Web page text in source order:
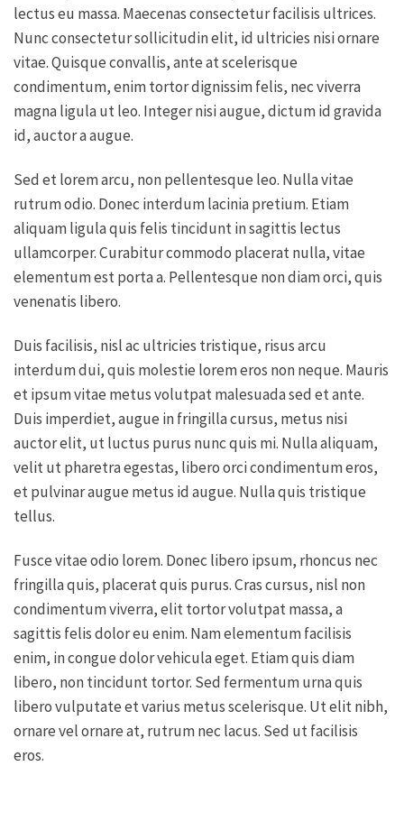
lectus eu massa. Maecenas consectetur facilisis ultrices.
Nunc consectetur sollicitudin elit, id ultricies nisi ornare
vitae. Quisque convallis, ante at scelerisque
condimentum, enim tortor dignissim felis, nec viverra
magna ligula ut leo. Integer nisi augue, dictum id gravida
id, auctor a augue.
Sed et lorem arcu, non pellentesque leo. Nulla vitae
rutrum odio. Donec interdum lacinia pretium. Etiam
aliquam ligula quis felis tincidunt in sagittis lectus
ullamcorper. Curabitur commodo placerat nulla, vitae
elementum est porta a. Pellentesque non diam orci, quis
venenatis libero.
Duis facilisis, nisl ac ultricies tristique, risus arcu
interdum dui, quis molestie lorem eros non neque. Mauris
et ipsum vitae metus volutpat malesuada sed et ante.
Duis imperdiet, augue in fringilla cursus, metus nisi
auctor elit, ut luctus purus nunc quis mi. Nulla aliquam,
velit ut pharetra egestas, libero orci condimentum eros,
et pulvinar augue metus id augue. Nulla quis tristique
tellus.
Fusce vitae odio lorem. Donec libero ipsum, rhoncus nec
fringilla quis, placerat quis purus. Cras cursus, nisl non
condimentum viverra, elit tortor volutpat massa, a
sagittis felis dolor eu enim. Nam elementum facilisis
enim, in congue dolor vehicula eget. Etiam quis diam
libero, non tincidunt tortor. Sed fermentum urna quis
libero vulputate et varius metus scelerisque. Ut elit nibh,
ornare vel ornare at, rutrum nec lacus. Sed ut facilisis
eros.